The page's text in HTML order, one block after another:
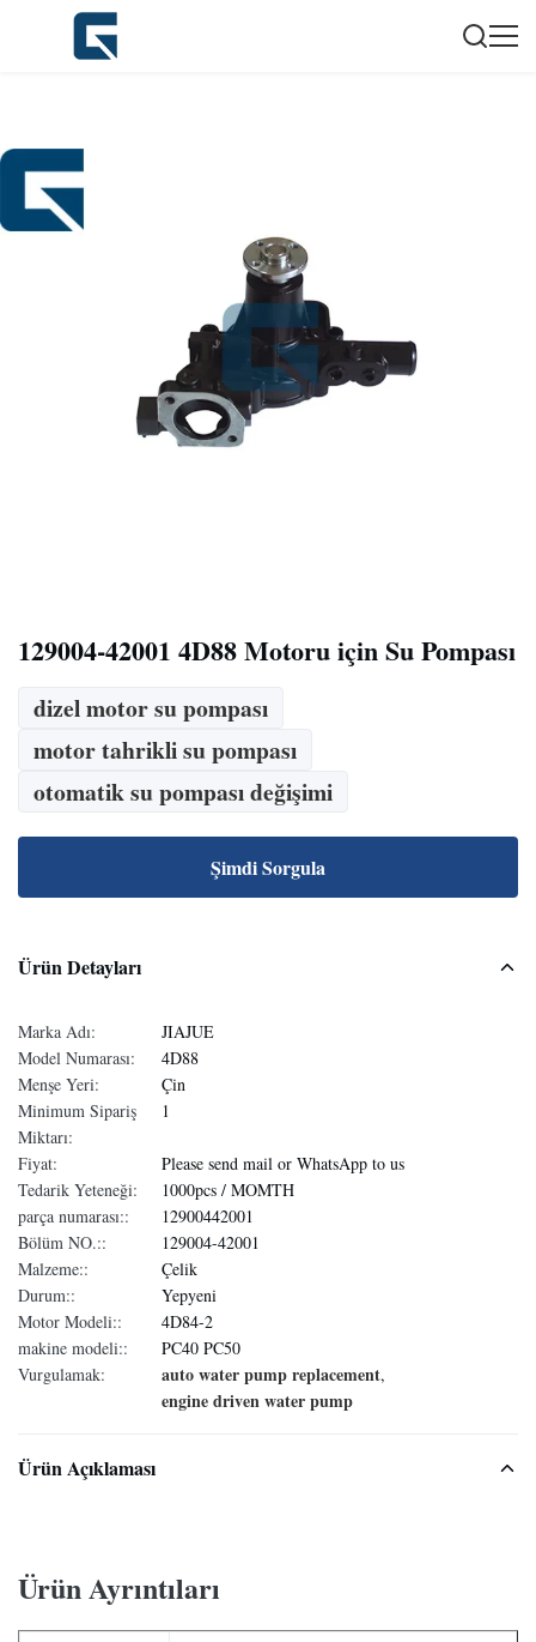
129004-42001 4D88 Motoru için Su Pompası
dizel motor su pompası
motor tahrikli su pompası
otomatik su pompası değişimi
Şimdi Sorgula
Ürün Detayları
Marka Adı:
JIAJUE
Model Numarası:
4D88
Menşe Yeri:
Çin
Minimum Sipariş
Miktarı:
1
Fiyat:
Please send mail or WhatsApp to us
Tedarik Yeteneği:
1000pcs / MOMTH
parça numarası::
12900442001
Bölüm NO.::
129004-42001
Malzeme::
Çelik
Durum::
Yepyeni
Motor Modeli::
4D84-2
makine modeli::
PC40 PC50
Vurgulamak:
auto water pump replacement,
engine driven water pump
Ürün Açıklaması
Ürün Ayrıntıları